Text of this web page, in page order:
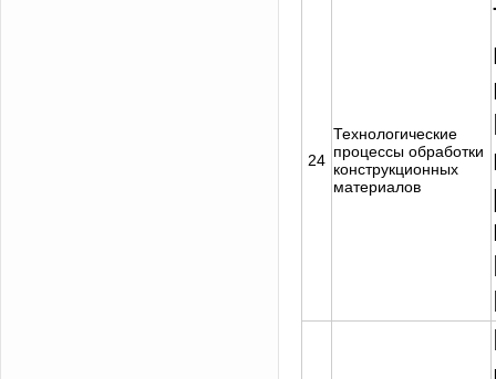
24
Технологические
процессы обработки
конструкционных
материалов